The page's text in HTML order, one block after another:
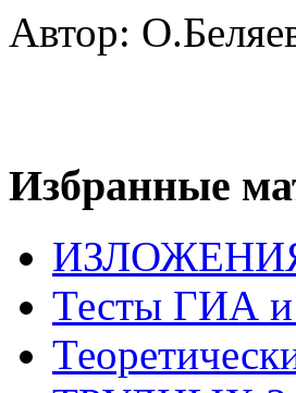
Автор:
Избранные
ИЗЛОЖЕНИЯ:
Тесты ГИА